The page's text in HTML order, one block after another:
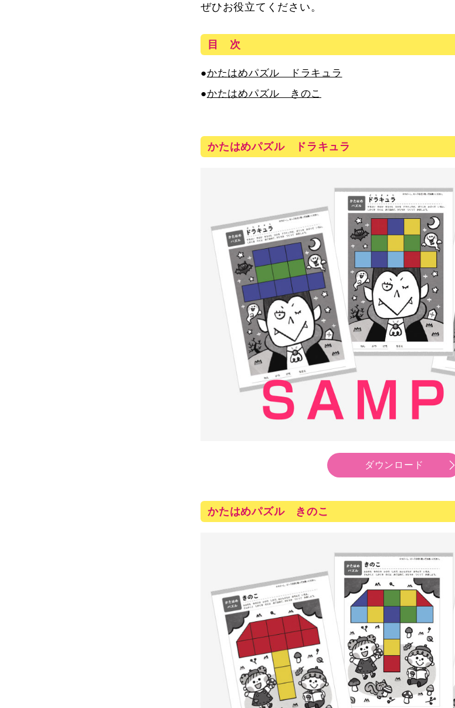
ぜひお役立てください。
目 次
●かたはめパズル ドラキュラ
●かたはめパズル きのこ
かたはめパズル ドラキュラ
ダウンロード
かたはめパズル きのこ